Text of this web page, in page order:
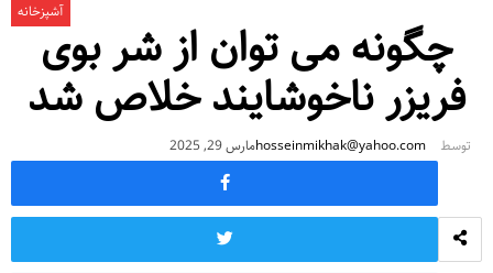
آشپزخانه
چگونه می توان از شر بوی
فریزر ناخوشایند خلاص شد
توسط hosseinmikhak@yahoo.comمارس 29, 2025